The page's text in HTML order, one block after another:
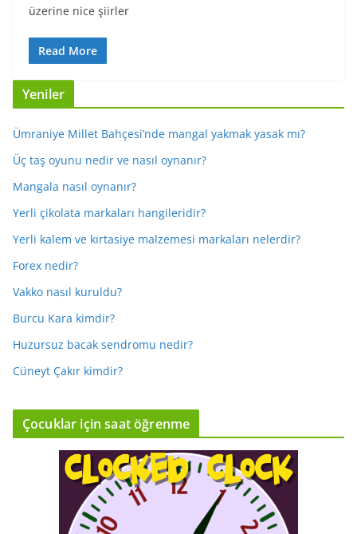
üzerine nice şiirler
Read More
Yeniler
Ümraniye Millet Bahçesi’nde mangal yakmak yasak mı?
Üç taş oyunu nedir ve nasıl oynanır?
Mangala nasıl oynanır?
Yerli çikolata markaları hangileridir?
Yerli kalem ve kırtasiye malzemesi markaları nelerdir?
Forex nedir?
Vakko nasıl kuruldu?
Burcu Kara kimdir?
Huzursuz bacak sendromu nedir?
Cüneyt Çakır kimdir?
Çocuklar için saat öğrenme